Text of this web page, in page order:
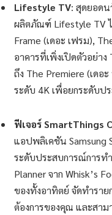
Lifestyle TV: สุดยอดน
ผลิตภัณฑ์ Lifestyle TV
Frame (เดอะ เฟรม),
อาคารที่เพิ่งเปิดตัวอย่าง
ถึง The Premiere (เดอ
ระดับ 4K เพื่อยกระดับ
ฟีเจอร์SmartThings
แอปพลิเคชัน Samsung
ระดับประสบการณ์การท
Planner จาก Whisk’s
ของทั้งอาทิตย์ จัดทำราย
ต้องการของคุณ และสา